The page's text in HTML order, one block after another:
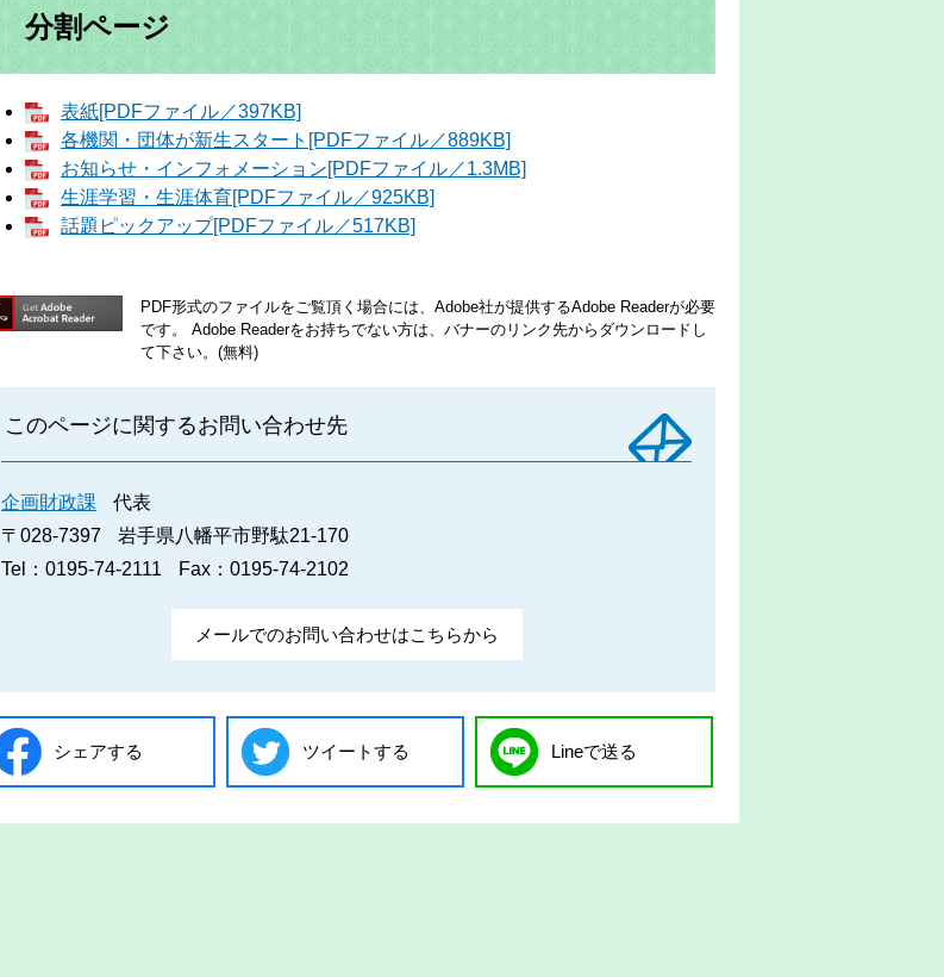
分割ページ
表紙[PDFファイル／397KB]
各機関・団体が新生スタート[PDFファイル／889KB]
お知らせ・インフォメーション[PDFファイル／1.3MB]
生涯学習・生涯体育[PDFファイル／925KB]
話題ピックアップ[PDFファイル／517KB]
PDF形式のファイルをご覧頂く場合には、Adobe社が提供するAdobe Readerが必要
です。
Adobe Readerをお持ちでない方は、バナーのリンク先からダウンロードし
て下さい。(無料)
このページに関するお問い合わせ先
企画財政課
代表
〒028-7397
岩手県八幡平市野駄21-170
Tel：0195-74-2111
Fax：0195-74-2102
メールでのお問い合わせはこちらから
シェアする ツイートする Lineで送る